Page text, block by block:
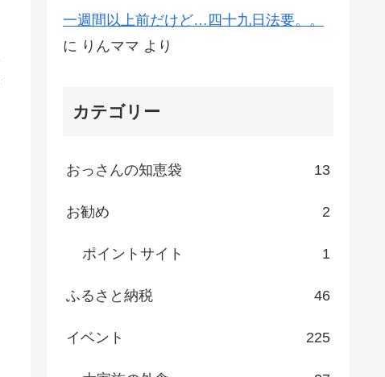
一週間以上前だけど…四十九日法要。。
に りんママ より
カテゴリー
おっさんの知恵袋 13
お勧め 2
ポイントサイト 1
ふるさと納税 46
イベント 225